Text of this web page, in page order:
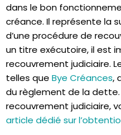
dans le bon
créance. Il représente la
d’une procédure de
un titre exécutoire, il est
recouvrement judiciaire.
telles que Bye Créances,
du règlement de la dette.
recouvrement judiciaire,
article dédié sur